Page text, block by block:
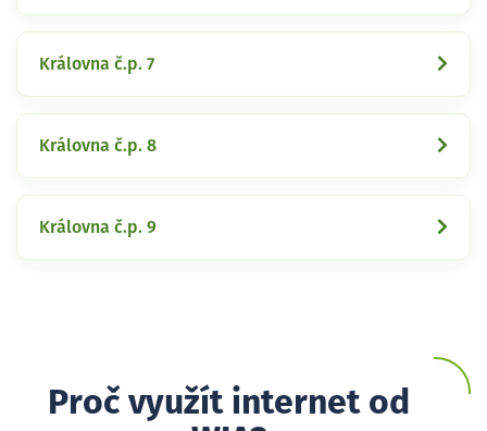
Královna č.p. 7
Královna č.p. 8
Královna č.p. 9
Proč využít internet od